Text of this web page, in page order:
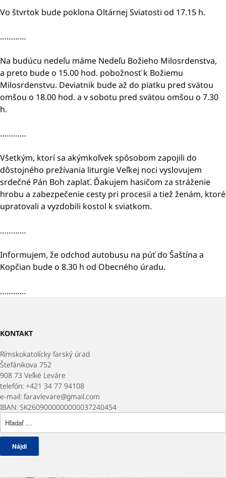
Vo štvrtok bude poklona Oltárnej Sviatosti od 17.15 h.
…………
Na budúcu nedeľu máme Nedeľu Božieho Milosrdenstva,
a preto bude o 15.00 hod. pobožnosť k Božiemu
Milosrdenstvu. Deviatnik bude až do piatku pred svätou
omšou o 18.00 hod. a v sobotu pred svätou omšou o 7.30
h.
…………
Všetkým, ktorí sa akýmkoľvek spôsobom zapojili do
dôstojného prežívania liturgie Veľkej noci vyslovujem
srdečné Pán Boh zaplať. Ďakujem hasičom za stráženie
hrobu a zabezpečenie cesty pri procesii a tiež ženám, ktoré
upratovali a vyzdobili kostol k sviatkom.
…………
Informujem, že odchod autobusu na púť do Šaštína a
Kopčian bude o 8.30 h od Obecného úradu.
…………
KONTAKT
Rímskokatolícky farský úrad
Štefánikova 752
908 73 Veľké Leváre
telefón: +421 34 77 94108
e-mail: faravlevare@gmail.com
IBAN: SK2609000000000037240454